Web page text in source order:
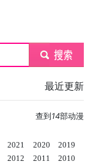
submit
最近更新
查到 14部动漫
2021 2020
2019
2012 2011
2010